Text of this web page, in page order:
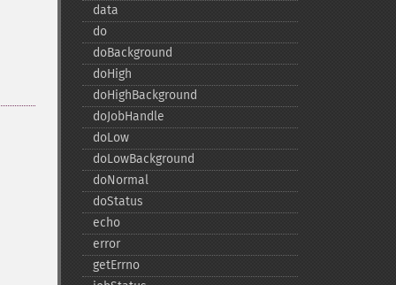
data
do
doBackground
doHigh
doHighBackground
doJobHandle
doLow
doLowBackground
doNormal
doStatus
echo
error
getErrno